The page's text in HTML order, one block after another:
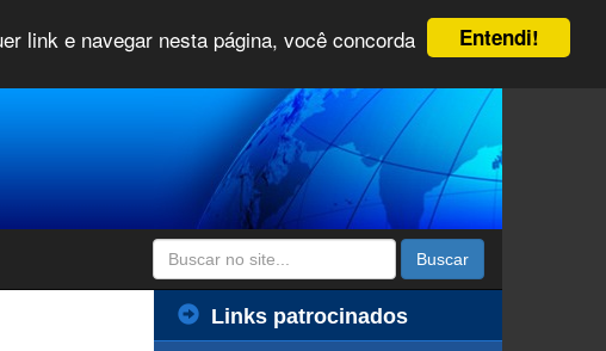
Entendi!
link e navegar nesta página, você concorda
Buscar
Links patrocinados